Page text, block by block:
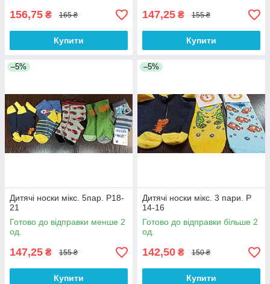
156,75 ₴ 165 ₴
Купити
147,25 ₴ 155 ₴
Купити
–5%
Дитячі носки мікс. 5пар. Р18-
21
Готово до відправки менше 2
од.
147,25 ₴ 155 ₴
Купити
–5%
Дитячі носки мікс. 3 пари. Р
14-16
Готово до відправки більше 2
од.
142,50 ₴ 150 ₴
Купити